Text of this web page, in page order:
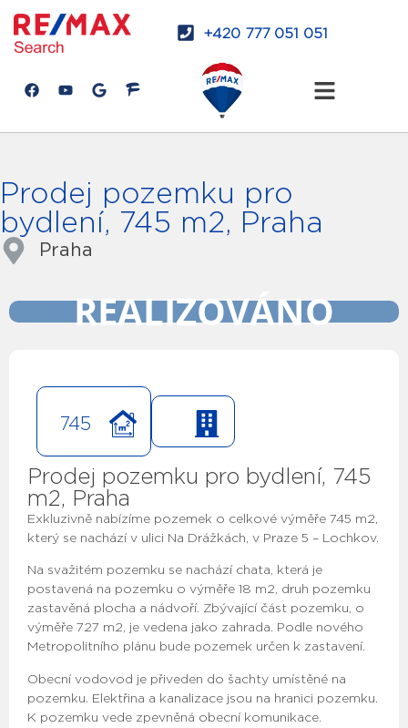
+420 777 051 051
Prodej pozemku pro
bydlení, 745 m2, Praha
Praha
REALIZOVÁNO
745
Prodej pozemku pro bydlení, 745
m2, Praha
Exkluzivně nabízíme pozemek o celkové výměře 745 m2,
který se nachází v ulici Na Drážkách, v Praze 5 – Lochkov.
Na svažitém pozemku se nachází chata, která je
postavená na pozemku o výměře 18 m2, druh pozemku
zastavěná plocha a nádvoří. Zbývající část pozemku, o
výměře 727 m2, je vedena jako zahrada. Podle nového
Metropolitního plánu bude pozemek určen k zastavení.
Obecní vodovod je přiveden do šachty umístěné na
pozemku. Elektřina a kanalizace jsou na hranici pozemku.
K pozemku vede zpevněná obecní komunikace.